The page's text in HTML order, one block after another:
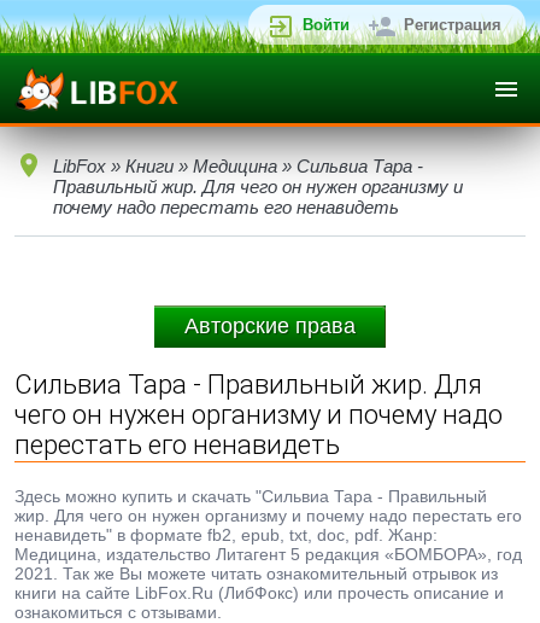
Войти Регистрация
LibFox » Книги » Медицина » Сильвиа Тара -
Правильный жир. Для чего он нужен организму и
почему надо перестать его ненавидеть
Авторские права
Сильвиа Тара - Правильный жир. Для
чего он нужен организму и почему надо
перестать его ненавидеть
Здесь можно купить и скачать "Сильвиа Тара - Правильный
жир. Для чего он нужен организму и почему надо перестать его
ненавидеть" в формате fb2, epub, txt, doc, pdf. Жанр:
Медицина, издательство Литагент 5 редакция «БОМБОРА», год
2021. Так же Вы можете читать ознакомительный отрывок из
книги на сайте LibFox.Ru (ЛибФокс) или прочесть описание и
ознакомиться с отзывами.